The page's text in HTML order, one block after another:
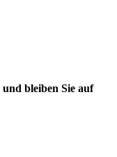
bleiben Sie auf